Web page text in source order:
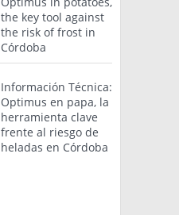
the key tool against
the risk of frost in
Córdoba
Información Técnica:
Optimus en papa, la
herramienta clave
frente al riesgo de
heladas en Córdoba